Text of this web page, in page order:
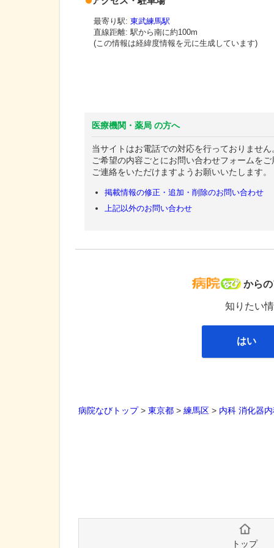
最寄り駅: 東武練馬駅
直線距離: 駅から南に約100m
(この情報は経緯度情報を元に生成しています)
医療機関・薬局 の方へ
当サイトはお電話での対応を行っておりません
ご希望の内容ごとにお問い合わせフォームを
ご連絡をいただけますようお願いいたします。
掲載情報の修正・追加・削除のお問い合わせ
上記以外のお問い合わせ
病院な
から
知りたい
はい
病院なびトップ> 東京都 > 練馬区 > 内科 消化器
トップ